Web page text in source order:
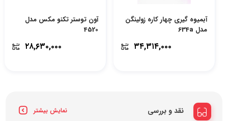
آبمیوه گیری چهار کاره زولینگن
مدل 634a
۳۴,۳۱۴,۰۰۰
آون توستر تکنو مکس مدل
4520
۲۸,۶۳۰,۰۰۰
نقد و بررسی نمایش بیشتر